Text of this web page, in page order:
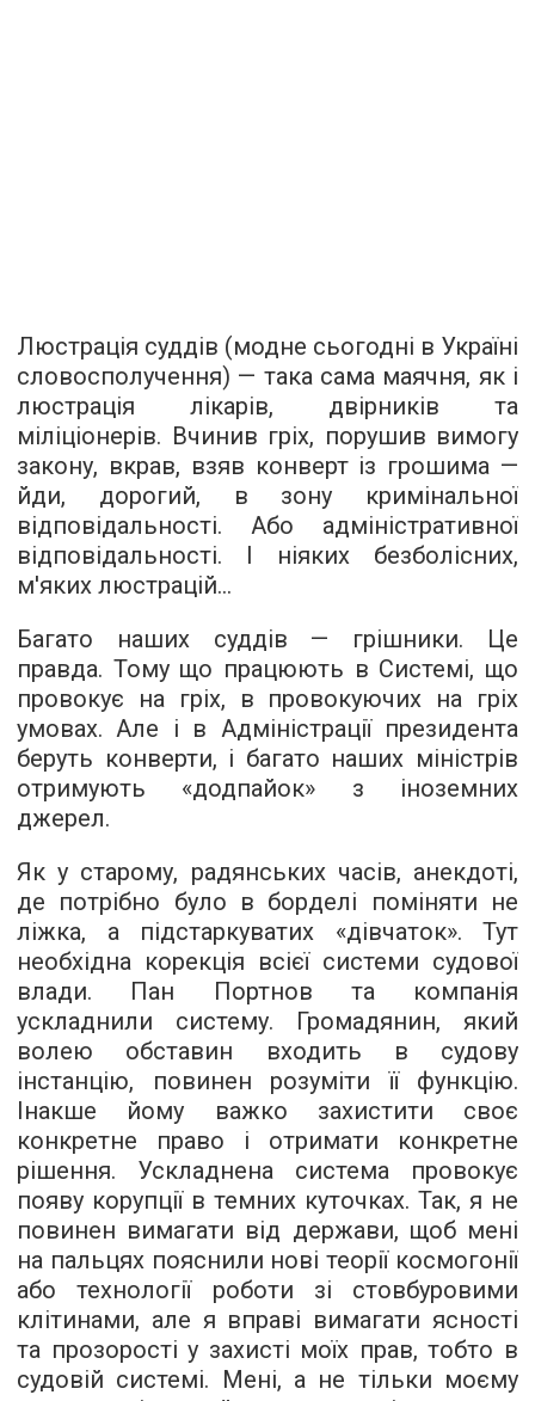
Люстрація суддів (модне сьогодні в Україні
словосполучення) — така сама маячня, як і
люстрація лікарів, двірників та
міліціонерів. Вчинив гріх, порушив вимогу
закону, вкрав, взяв конверт із грошима —
йди, дорогий, в зону кримінальної
відповідальності. Або адміністративної
відповідальності. І ніяких безболісних,
м'яких люстрацій...
Багато наших суддів — грішники. Це
правда. Тому що працюють в Системі, що
провокує на гріх, в провокуючих на гріх
умовах. Але і в Адміністрації президента
беруть конверти, і багато наших міністрів
отримують «додпайок» з іноземних
джерел.
Як у старому, радянських часів, анекдоті,
де потрібно було в борделі поміняти не
ліжка, а підстаркуватих «дівчаток». Тут
необхідна корекція всієї системи судової
влади. Пан Портнов та компанія
ускладнили систему. Громадянин, який
волею обставин входить в судову
інстанцію, повинен розуміти її функцію.
Інакше йому важко захистити своє
конкретне право і отримати конкретне
рішення. Ускладнена система провокує
появу корупції в темних куточках. Так, я не
повинен вимагати від держави, щоб мені
на пальцях пояснили нові теорії космогонії
або технології роботи зі стовбуровими
клітинами, але я вправі вимагати ясності
та прозорості у захисті моїх прав, тобто в
судовій системі. Мені, а не тільки моєму